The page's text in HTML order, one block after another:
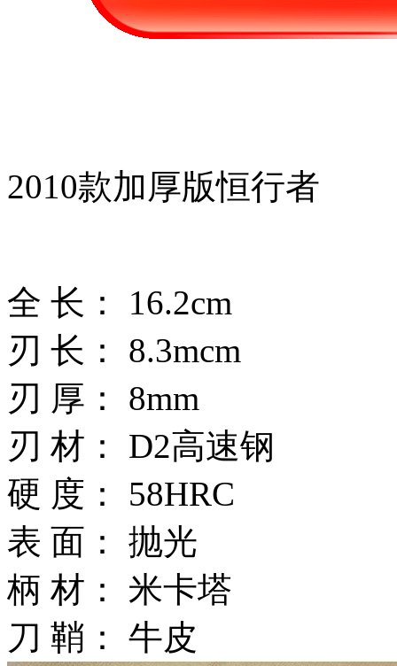
2010款加厚版恒行者
全 长： 16.2cm
刃 长： 8.3mcm
刃 厚： 8mm
刃 材： D2高速钢
硬 度： 58HRC
表 面： 抛光
柄 材： 米卡塔
刀 鞘： 牛皮